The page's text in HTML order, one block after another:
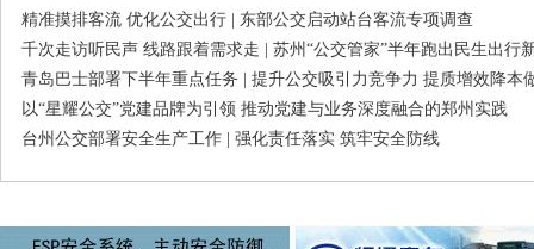
精准摸排客流 优化公交出行 | 东部公交启动站台客流专项调查
千次走访听民声 线路跟着需求走 | 苏州“公交管家”半年跑出民生出行
青岛巴士部署下半年重点任务 | 提升公交吸引力竞争力 提质增效降本
以“星耀公交”党建品牌为引领 推动党建与业务深度融合的郑州实践
台州公交部署安全生产工作 | 强化责任落实 筑牢安全防线